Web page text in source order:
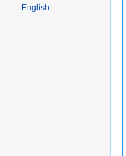
English